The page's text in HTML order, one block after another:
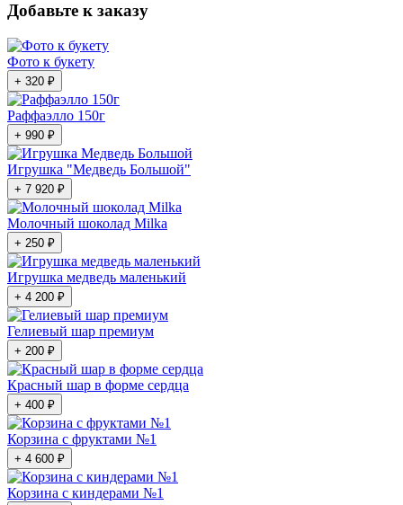
Добавьте к заказу
Фото к букету
+ 320 ₽
Раффаэлло 150г
+ 990 ₽
Игрушка "Медведь Большой"
+ 7 920 ₽
Молочный шоколад Milka
+ 250 ₽
Игрушка медведь маленький
+ 4 200 ₽
Гелиевый шар премиум
+ 200 ₽
Красный шар в форме сердца
+ 400 ₽
Корзина с фруктами №1
+ 4 600 ₽
Корзина с киндерами №1